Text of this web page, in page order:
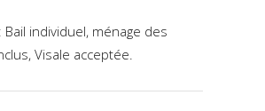
Bail individuel, ménage des
Visale acceptée.